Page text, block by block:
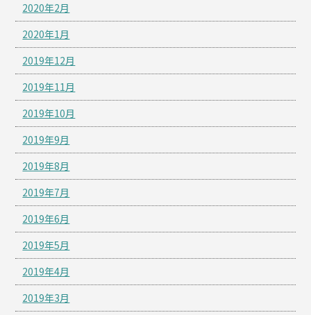
2020年2月
2020年1月
2019年12月
2019年11月
2019年10月
2019年9月
2019年8月
2019年7月
2019年6月
2019年5月
2019年4月
2019年3月